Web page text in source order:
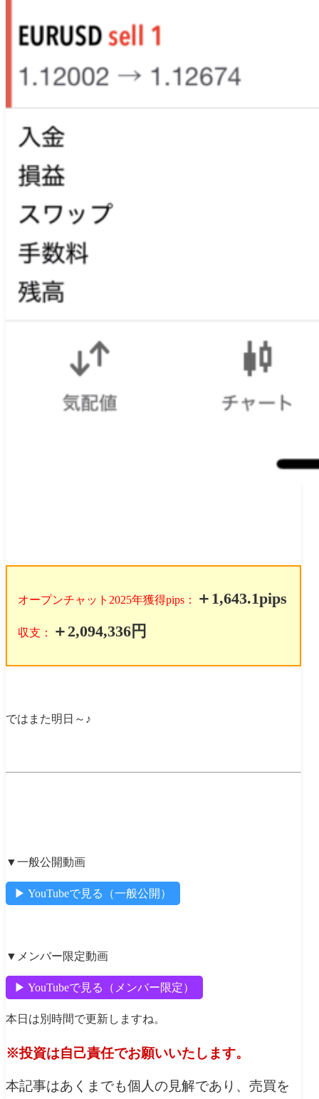
オープンチャット2025年獲得pips： ＋1,643.1pips
収支： ＋2,094,336円
ではまた明日～♪
▼一般公開動画
▶︎ YouTubeで見る（一般公開）
▼メンバー限定動画
▶︎ YouTubeで見る（メンバー限定）
本日は別時間で更新しますね。
※投資は自己責任でお願いいたします。
本記事はあくまでも個人の見解であり、売買を